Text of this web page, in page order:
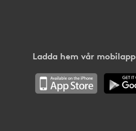
Ladda hem vår mobilapp